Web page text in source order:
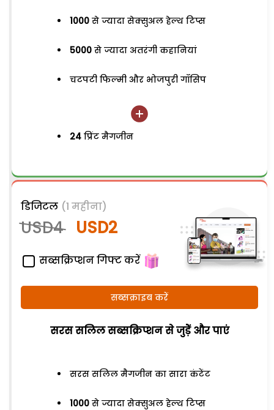
1000 से ज्यादा सेक्सुअल हेल्थ टिप्स
5000 से ज्यादा अतरंगी कहानियां
चटपटी फिल्मी और भोजपुरी गॉसिप
24 प्रिंट मैगजीन
डिजिटल (1 महीना)
USD4 USD2
सब्सक्रिप्शन गिफ्ट करें
सब्सक्राइब करें
सरस सलिल सब्सक्रिप्शन से जुड़ेें और पाएं
सरस सलिल मैगजीन का सारा कंटेंट
1000 से ज्यादा सेक्सुअल हेल्थ टिप्स